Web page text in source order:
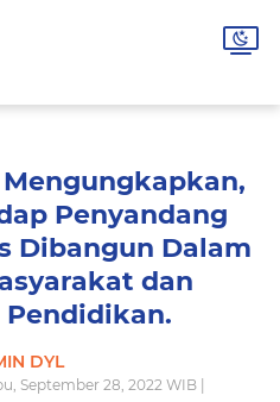
Penyandang
Dibangun Dalam
dan
Pendidikan.
DYL
September 28, 2022 WIB |